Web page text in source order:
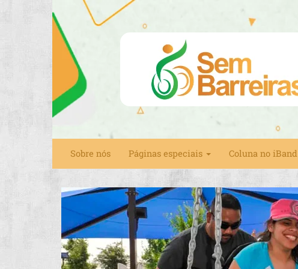
Sobre nós Páginas especiais Coluna no iBand